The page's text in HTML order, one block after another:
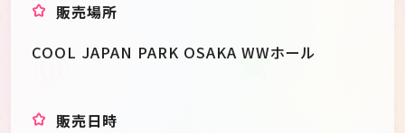
販売場所
COOL JAPAN PARK OSAKA WWホール
販売日時